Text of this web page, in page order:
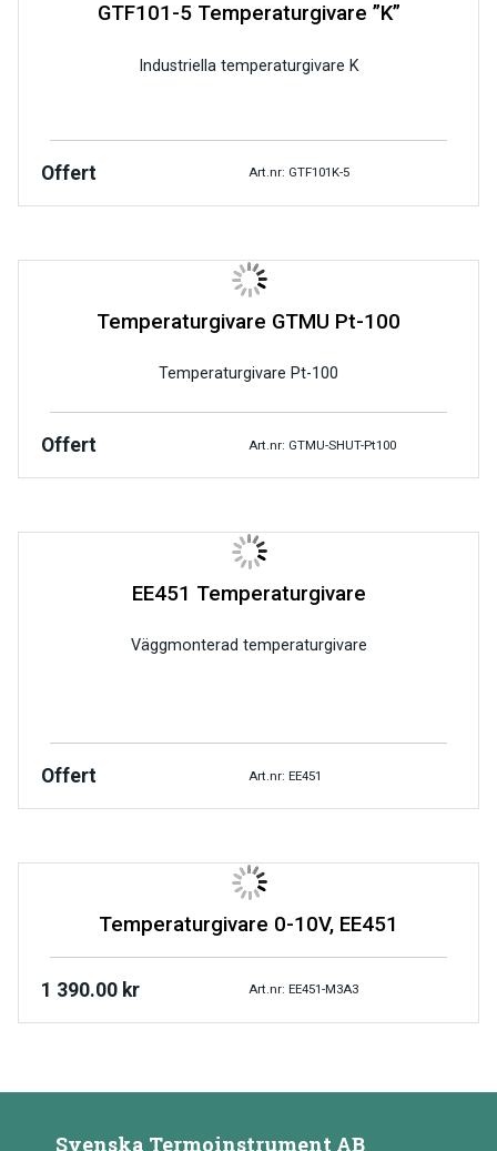
GTF101-5 Temperaturgivare ”K”
Industriella temperaturgivare K
Offert Art.nr: GTF101K-5
Temperaturgivare GTMU Pt-100
Temperaturgivare Pt-100
Offert Art.nr: GTMU-SHUT-Pt100
EE451 Temperaturgivare
Väggmonterad temperaturgivare
Offert Art.nr: EE451
Temperaturgivare 0-10V, EE451
1 390.00 kr Art.nr: EE451-M3A3
Svenska Termoinstrument AB